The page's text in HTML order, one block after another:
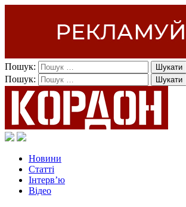
Пошук:
Пошук:
Новини
Статті
Інтерв’ю
Відео